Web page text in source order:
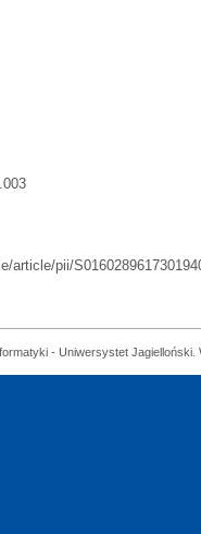
article/pii/
- Uniwersystet